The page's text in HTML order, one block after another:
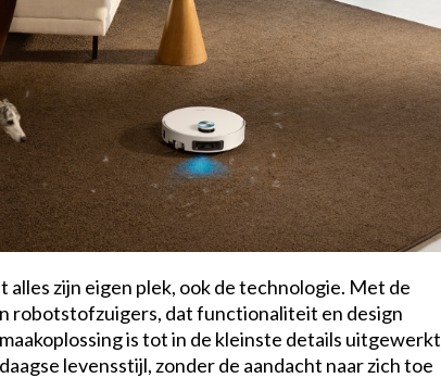
zijn eigen plek, ook de technologie. Met de
robotstofzuigers, dat functionaliteit en design
is tot in de kleinste details uitgewerkt
levensstijl, zonder de aandacht naar zich toe